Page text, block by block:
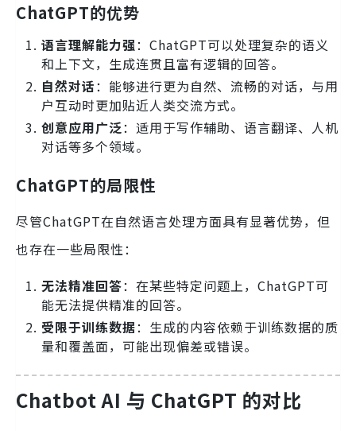
ChatGPT的优势
语言理解能力强：ChatGPT可以处理复杂的语义
和上下文，生成连贯且富有逻辑的回答。
自然对话：能够进行更为自然、流畅的对话，与用
户互动时更加贴近人类交流方式。
创意应用广泛：适用于写作辅助、语言翻译、人机
对话等多个领域。
ChatGPT的局限性
尽管ChatGPT在自然语言处理方面具有显著优势，但
也存在一些局限性：
无法精准回答：在某些特定问题上，ChatGPT可
能无法提供精准的回答。
受限于训练数据：生成的内容依赖于训练数据的质
量和覆盖面，可能出现偏差或错误。
Chatbot AI 与 ChatGPT 的对比